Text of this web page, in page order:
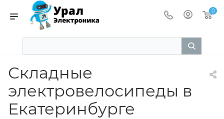
0
Складные
электровелосипеды в
Екатеринбурге